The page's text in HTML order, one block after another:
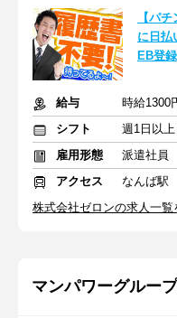
【パ
に日払
EB登録
給与
時給1300
シフト
雇用形態
派遣社員
アクセス
なんば駅
株式会社ゼロンの求人一覧
マンパワーグルー